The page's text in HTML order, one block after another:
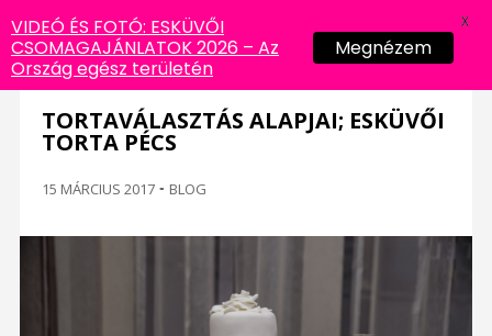
TORTAVÁLASZTÁS ALAPJAI; ESKÜVŐI
TORTA PÉCS
15 MÁRCIUS 2017 - BLOG
VIDEÓ ÉS FOTÓ: ESKÜVŐI
CSOMAGAJÁNLATOK 2026 – Az
Ország egész területén
Megnézem
X